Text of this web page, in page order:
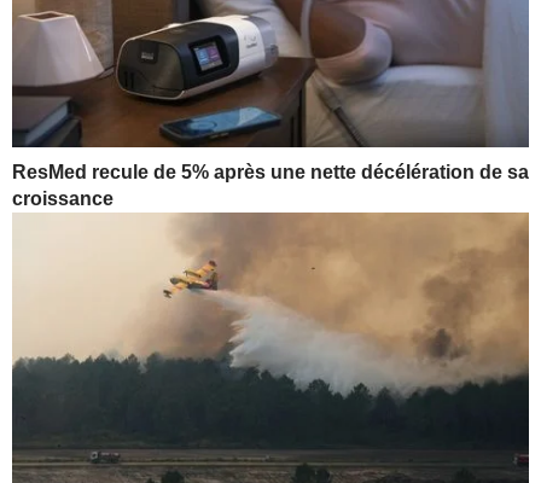
ResMed recule de 5% après une nette décélération de sa
croissance